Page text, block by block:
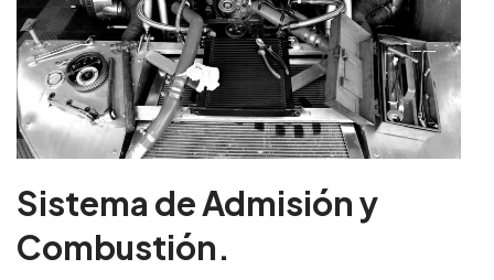
Sistema de Admisión y
Combustión.